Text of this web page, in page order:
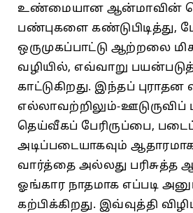
உண்மையான ஆன்மாவின்
பண்புகளை கண்டுபிடித்து,
ஒருமுகப்பாட்டு ஆற்றலை
வழியில், எவ்வாறு
காட்டுகிறது. இந்தப் புராதன
எல்லாவற்றிலும்-ஊடுருவிப்
தெய்வீகப் பேரிருப்பை,
அடிப்படையாகவும்
வார்த்தை அல்லது பரிசுத்த
ஓங்கார நாதமாக எப்படி
கற்பிக்கிறது. இவ்வுத்தி